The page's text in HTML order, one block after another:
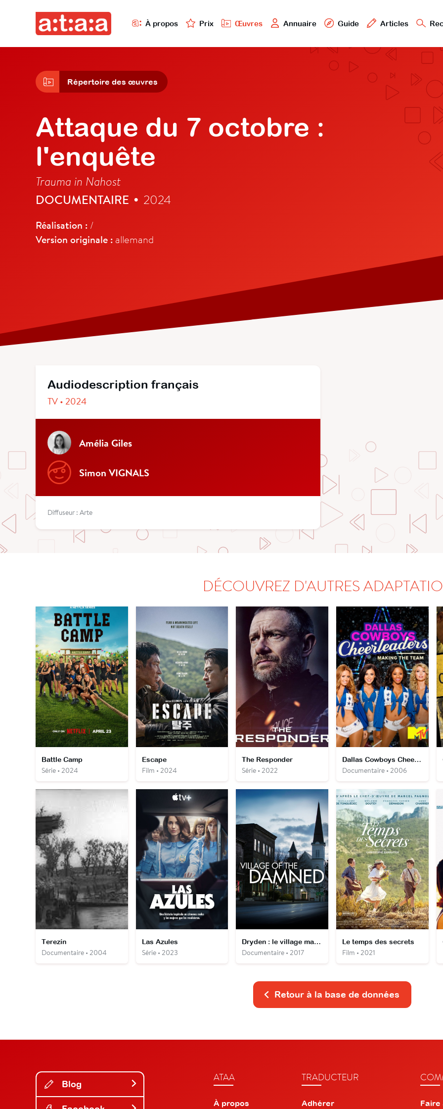
À propos Prix Œuvres Annuaire Guide Articles
Répertoire des œuvres
Attaque du 7 octobre :
l'enquête
Trauma in Nahost
DOCUMENTAIRE • 2024
Réalisation : /
Version originale : allemand
Audiodescription français
TV • 2024
Amélia Giles
Simon VIGNALS
Diffuseur : Arte
DÉCOUVREZ D'AUTRES
Battle Camp
Série • 2024
Escape
Film • 2024
The Responder
Série • 2022
Dallas Cowboys Cheerleaders : Tout pour l’équipe
Documentaire • 2006
Terezín
Documentaire • 2004
Las Azules
Série • 2023
Dryden : le village maudit
Documentaire • 2017
Le temps des secrets
Film • 2021
Retour à la base de données
Blog
ATAA
À propos
TRADUCTEUR
Adhérer